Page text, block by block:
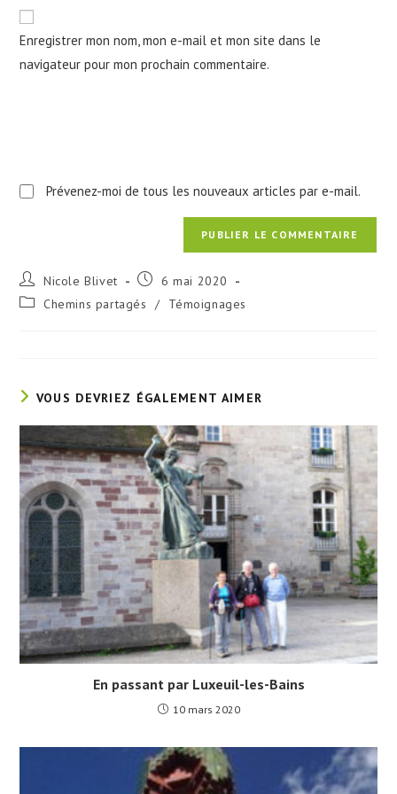
votre
site
(facultatif)
Enregistrer mon nom, mon e-mail et mon site dans le
navigateur pour mon prochain commentaire.
Prévenez-moi de tous les nouveaux articles par e-mail.
Auteur/autrice
de
la
Nicole Blivet
Publication
6 mai 2020
Post Chemins partagés / Témoignages
VOUS DEVRIEZ ÉGALEMENT AIMER
En passant par Luxeuil-les-Bains
10 mars 2020